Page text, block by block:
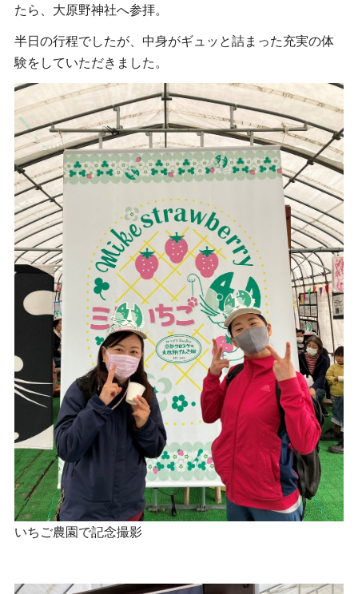
たら、大原野神社へ参拝。
半日の行程でしたが、中身がギュッと詰まった充実の体
験をしていただきました。
いちご農園で記念撮影